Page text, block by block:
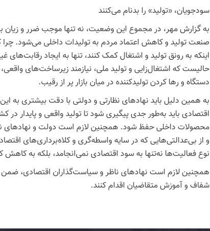
سودجویان، «تولید» را بدنام می‌کنند
به گزارش مهر، در مجموع این وضعیت، نه تنها موجب ضرر و زیان
صنعت تولید و کاهش اعتماد مردم به تولیدات داخلی می‌شود. چرا
اینکه به رونق تولید و اشتغال کمک کنند، تنها به ایجاد
حالیست که اشتغال‌زایی و تولید ملی، نیازمند زیرساخت‌های
دستگاه و رها کردن تولیدکننده در میان بازار پر از رقیب.
به همین دلیل باید نهادهای نظارتی و دولتی با دقت بیشتری به
اقتصادی باید به‌طور جدی پیگیری شود تا تولید واقعی و پایدار
محصولات داخلی حفظ شود. همچنین لازم است دولت و نهادهای
و از بی‌عدالتی‌هایی که در سایه واسطه‌گری و کلاه‌برداری‌های
نوع فعالیت‌ها نه‌تنها به سود اقتصادی نمی‌انجامد، بلکه به
همچنین لازم است نهادهای ناظر و سیاست‌گذاران اقتصادی،
شفاف و آموزش متقاضیان اقدام کنند.